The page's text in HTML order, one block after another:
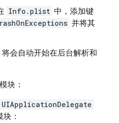
Info.plist 中，添加键
并将其
会自动开始在后台解析和
块：
UIApplicationDelegate
：